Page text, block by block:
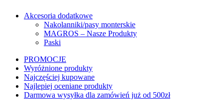
Akcesoria dodatkowe
Nakolanniki/pasy monterskie
MAGROS – Nasze Produkty
Paski
PROMOCJE
Wyróżnione produkty
Najczęściej kupowane
Najlepiej oceniane produkty
Darmowa wysyłka dla zamówień już od 500zł